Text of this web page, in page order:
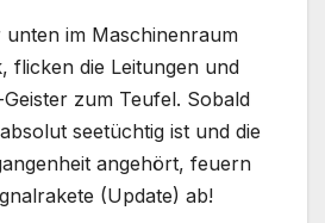
im Maschinenraum
flicken die Leitungen und
zum Teufel. Sobald
seetüchtig ist und die
angehört, feuern
(Update) ab!